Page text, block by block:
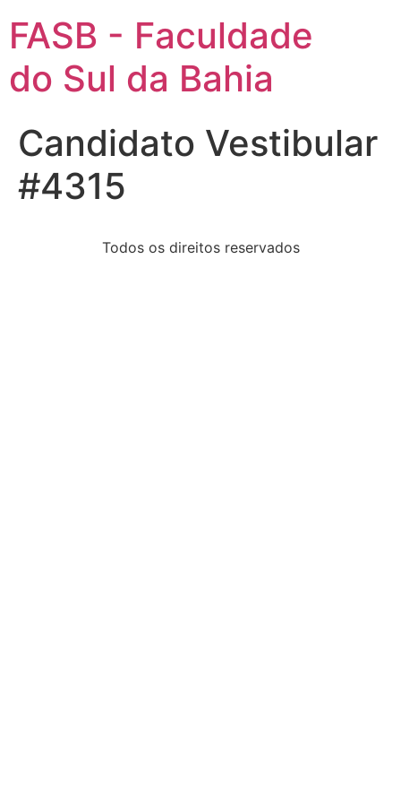
FASB - Faculdade
do Sul da Bahia
Candidato Vestibular
#4315
Todos os direitos reservados